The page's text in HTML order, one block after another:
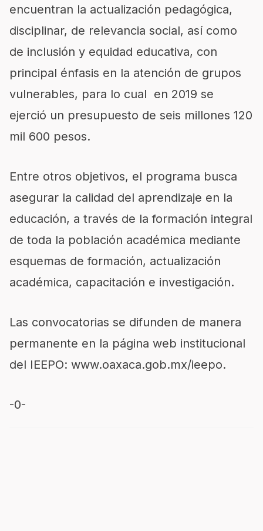
encuentran la actualización pedagógica,
disciplinar, de relevancia social, así como
de inclusión y equidad educativa, con
principal énfasis en la atención de grupos
vulnerables, para lo cual en 2019 se
ejerció un presupuesto de seis millones 120
mil 600 pesos.
Entre otros objetivos, el programa busca
asegurar la calidad del aprendizaje en la
educación, a través de la formación integral
de toda la población académica mediante
esquemas de formación, actualización
académica, capacitación e investigación.
Las convocatorias se difunden de manera
permanente en la página web institucional
del IEEPO: www.oaxaca.gob.mx/ieepo.
-0-